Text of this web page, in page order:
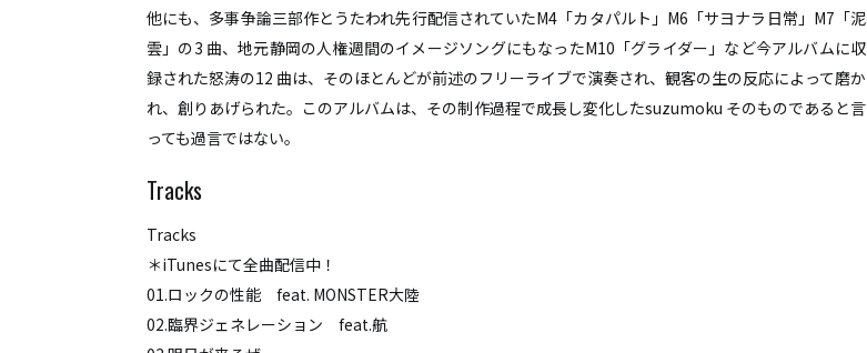
他にも、多事争論三部作とうたわれ先行配信されていたM4「カタパルト」M6「サヨナラ日常」M7「泥
雲」の3 曲、地元静岡の人権週間のイメージソングにもなったM10「グライダー」など今アルバムに収
録された怒涛の12 曲は、そのほとんどが前述のフリーライブで演奏され、観客の生の反応によって磨か
れ、創りあげられた。このアルバムは、その制作過程で成長し変化したsuzumoku そのものであると言
っても過言ではない。
Tracks
＊iTunesにて全曲配信中！
01.ロックの性能 feat. MONSTER大陸
02.臨界ジェネレーション feat.航